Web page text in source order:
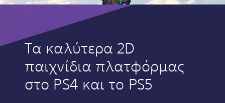
Τα καλύτερα 2D
παιχνίδια πλατφόρμας
στο PS4 και το PS5